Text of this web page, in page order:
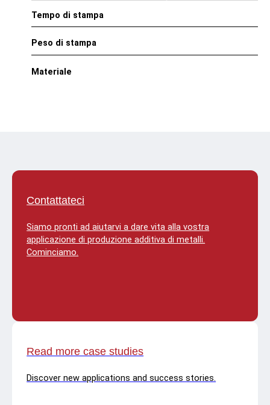
Tempo di stampa
Peso di stampa
Materiale
Contattateci
Siamo pronti ad aiutarvi a dare vita alla vostra
applicazione di produzione additiva di metalli.
Cominciamo.
Read more case studies
Discover new applications and success stories.